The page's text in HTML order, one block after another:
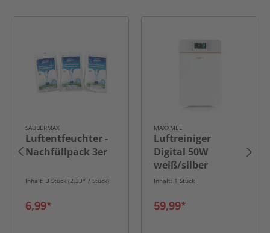
SAUBERMAX
Luftentfeuchter -
Nachfüllpack 3er
Inhalt: 3 Stück (2,33* / Stück)
6,99*
MAXXMEE
Luftreiniger
Digital 50W
weiß/silber
Inhalt: 1 Stück
59,99*